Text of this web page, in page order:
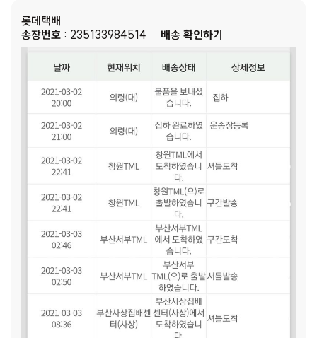
롯데택배
송장번호 : 235133984514 배송 확인하기